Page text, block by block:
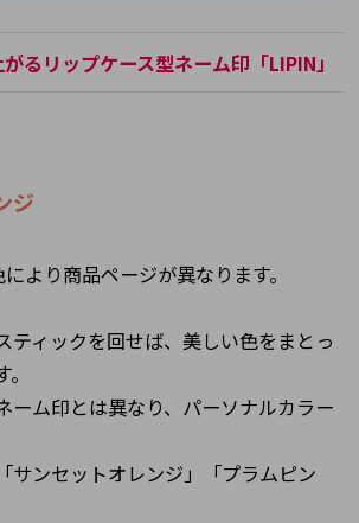
るリップケース型ネーム印「LIPIN」
ジ
より商品ページが異なります。
ティックを回せば、美しい色をまとっ
ーム印とは異なり、パーソナルカラー
サンセットオレンジ」「プラムピン